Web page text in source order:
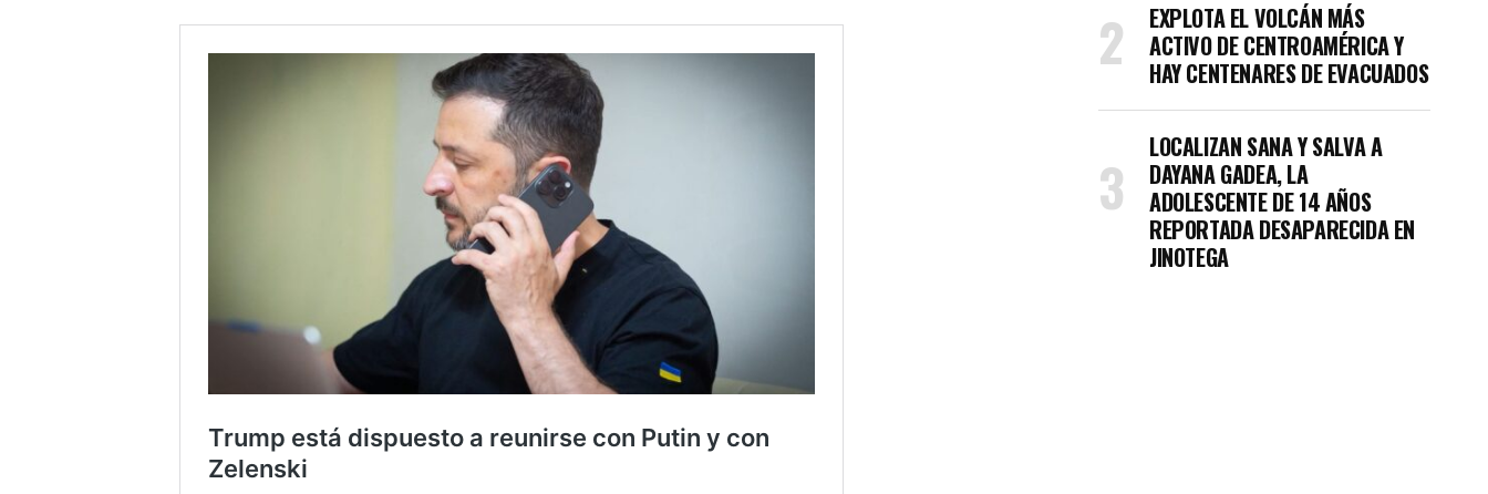
EXPLOTA EL VOLCÁN MÁS
ACTIVO DE CENTROAMÉRICA Y
HAY CENTENARES DE EVACUADOS
LOCALIZAN SANA Y SALVA A
DAYANA GADEA, LA
ADOLESCENTE DE 14 AÑOS
REPORTADA DESAPARECIDA EN
JINOTEGA